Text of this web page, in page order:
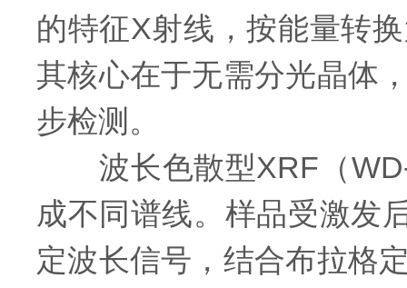
的特征X射线，按能量转
其核心在于无需分光晶体
步检测。
波长色散型XRF（WD-
成不同谱线。样品受激发
定波长信号，结合布拉格